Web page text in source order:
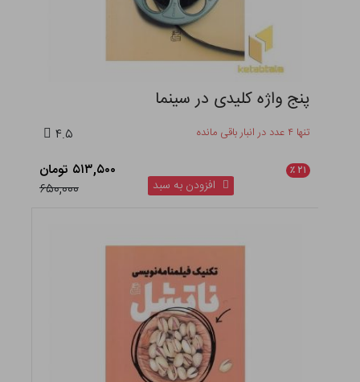
پنج واژه کلیدی در سینما
تنها ۴ عدد در انبار باقی مانده ۴.۵
۲۱ ٪
۵۱۳,۵۰۰ تومان
۶۵۰,۰۰۰
افزودن به سبد